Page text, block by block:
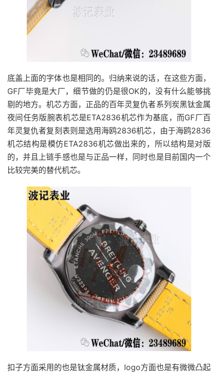
底盖上面的字体也是相同的。归纳来说的话，在这些方面，
GF厂毕竟是大厂，细节做的仍是很OK的，没有什么能够挑
剔的地方。机芯方面，正品的百年灵复仇者系列炭黑钛金属
夜间任务版腕表机芯是ETA2836机芯作为基底，而GF厂百
年灵复仇者复刻表则是选用海鸥2836机芯，由于海鸥2836
机芯结构是模仿ETA2836机芯做出来的，所以结构是对版
的，并且上链手感也是与正品一样，同时也是目前国内一个
比较完美的替代机芯。
扣子方面采用的也是钛金属材质，logo方面也是有微微凸起